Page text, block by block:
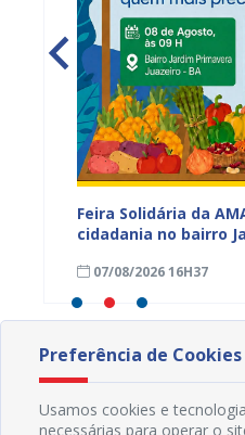
Feira Solidária da
cidadania no bairro
07/08/2026 16H37
Preferência de Cookies
Usamos cookies e
necessárias para operar o